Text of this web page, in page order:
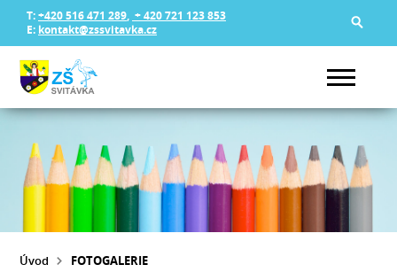
T:+420 516 471 289, + 420 721 123 853
E: kontakt@zssvitavka.cz
Úvod FOTOGALERIE